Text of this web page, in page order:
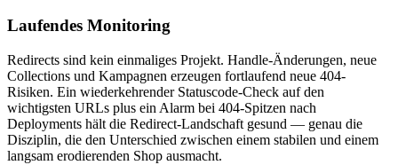
Laufendes Monitoring
Redirects sind kein einmaliges Projekt. Handle-Änderungen, neue
Collections und Kampagnen erzeugen fortlaufend neue 404-
Risiken. Ein wiederkehrender Statuscode-Check auf den
wichtigsten URLs plus ein Alarm bei 404-Spitzen nach
Deployments hält die Redirect-Landschaft gesund — genau die
Disziplin, die den Unterschied zwischen einem stabilen und einem
langsam erodierenden Shop ausmacht.